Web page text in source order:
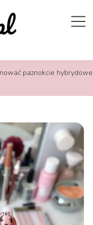
paznokcie hybrydowe